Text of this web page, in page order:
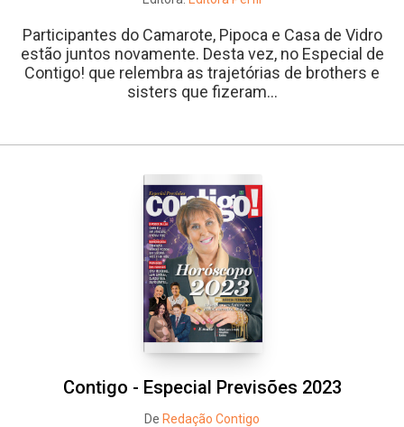
Participantes do Camarote, Pipoca e Casa de Vidro
estão juntos novamente. Desta vez, no Especial de
Contigo! que relembra as trajetórias de brothers e
sisters que fizeram...
Contigo - Especial Previsões 2023
De Redação Contigo